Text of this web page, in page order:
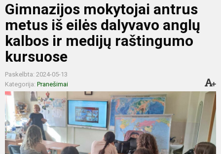
Gimnazijos mokytojai antrus
metus iš eilės dalyvavo anglų
kalbos ir medijų raštingumo
kursuose
Paskelbta: 2024-05-13
Kategorija: Pranešimai